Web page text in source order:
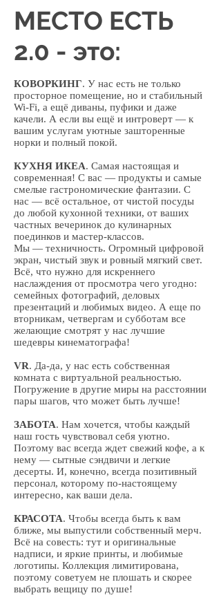
МЕСТО ЕСТЬ
2.0 - это:
КОВОРКИНГ. У нас есть не только
просторное помещение, но и стабильный
Wi-Fi, а ещё диваны, пуфики и даже
качели. А если вы ещё и интроверт — к
вашим услугам уютные зашторенные
норки и полный покой.
КУХНЯ ИКЕА. Самая настоящая и
современная! С вас — продукты и самые
смелые гастрономические фантазии. С
нас — всё остальное, от чистой посуды
до любой кухонной техники, от ваших
частных вечеринок до кулинарных
поединков и мастер-классов.
Мы — техничность. Огромный цифровой
экран, чистый звук и ровный мягкий свет.
Всё, что нужно для искреннего
наслаждения от просмотра чего угодно:
семейных фотографий, деловых
презентаций и любимых видео. А еще по
вторникам, четвергам и субботам все
желающие смотрят у нас лучшие
шедевры кинематографа!
VR. Да-да, у нас есть собственная
комната с виртуальной реальностью.
Погружение в другие миры на расстоянии
пары шагов, что может быть лучше!
ЗАБОТА. Нам хочется, чтобы каждый
наш гость чувствовал себя уютно.
Поэтому вас всегда ждет свежий кофе, а к
нему — сытные сэндвичи и легкие
десерты. И, конечно, всегда позитивный
персонал, которому по-настоящему
интересно, как ваши дела.
КРАСОТА. Чтобы всегда быть к вам
ближе, мы выпустили собственный мерч.
Всё на совесть: тут и оригинальные
надписи, и яркие принты, и любимые
логотипы. Коллекция лимитирована,
поэтому советуем не плошать и скорее
выбрать вещицу по душе!